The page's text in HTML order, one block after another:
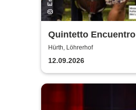
Quintetto Encuentro
Hürth, Löhrerhof
12.09.2026